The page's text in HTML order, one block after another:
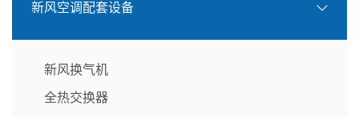
新风空调配套设备
新风换气机
全热交换器